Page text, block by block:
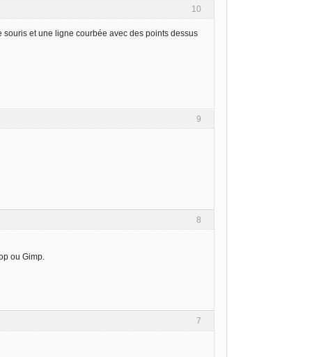
10
et une ligne courbée avec des points dessus
9
8
ou Gimp.
7